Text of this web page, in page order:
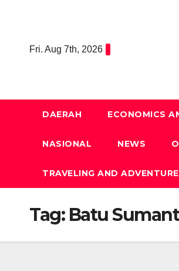
Fri. Aug 7th, 2026
DAERAH ECONOMICS
NASIONAL NEWS
TRAVELING AND ADVENTURE
Tag: Batu